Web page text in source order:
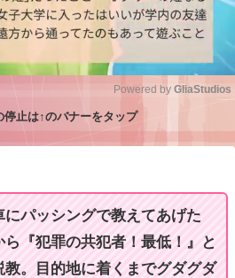
Powered by GliaStudios
止は↑のバナーをタップ
パッシングで教えてあげた
『犯罪の共犯者！最低！』と
教。目的地に着くまでグダグダ